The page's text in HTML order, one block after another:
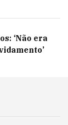
‘Não era